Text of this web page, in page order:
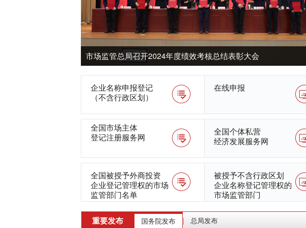
市场监管总局召开2024年度绩效考核总结表彰大会
企业名称申报登记
（不含行政区划）
在线申报
全国市场主体
登记注册服务网
全国个体私营
经济发展服务网
全国被授予外商投资
企业登记管理权的市场
监管部门名单
被授予不含行政区划
企业名称登记管理权的
市场监管部门
重要发布 国务院发布 | 总局发布